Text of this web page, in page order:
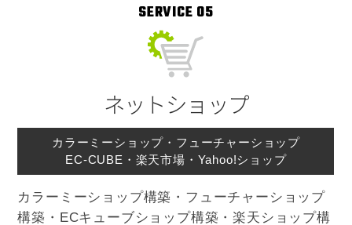
SERVICE 05
ネットショップ
カラーミーショップ・フューチャーショップ
EC-CUBE・楽天市場・Yahoo!ショップ
カラーミーショップ構築・フューチャーショップ
構築・ECキューブショップ構築・楽天ショップ構